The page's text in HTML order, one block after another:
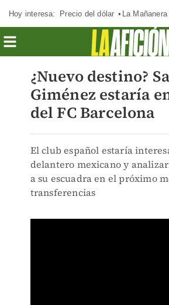
Hoy interesa: Precio del dólar La Mañanera
¿Nuevo destino?
Giménez estaría
del FC Barcelona
El club español estaría
delantero mexicano y
a su escuadra en el próximo
transferencias